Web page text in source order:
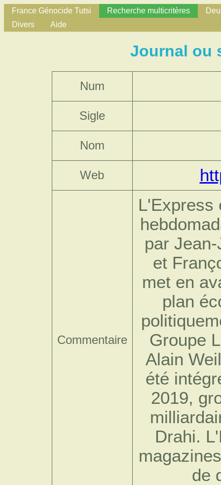
France Génocide Tutsi Recherche multicritères
Divers
Aide
Journal ou
Num
Sigle
Nom
Web
Commentaire
L'Express
par
et
met en
plan
Groupe
Alain
été
2019,
Drahi.
de